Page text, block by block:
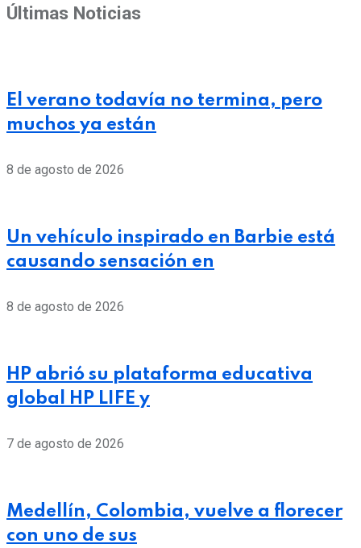
Últimas Noticias
El verano todavía no termina, pero
muchos ya están
8 de agosto de 2026
Un vehículo inspirado en Barbie está
causando sensación en
8 de agosto de 2026
HP abrió su plataforma educativa
global HP LIFE y
7 de agosto de 2026
Medellín, Colombia, vuelve a florecer
con uno de sus